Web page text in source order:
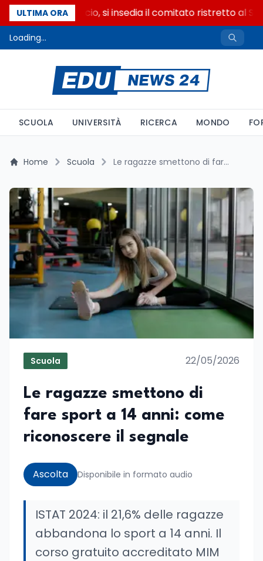
ULTIMA ORA
Riforma del calcio, si insedia il comitato ristretto al
Loading...
SCUOLA UNIVERSITÀ RICERCA MONDO
Home Scuola Le ragazze smettono di fare sport a 14 anni: come riconoscere il segnale
Scuola 22/05/2026
Le ragazze smettono di
fare sport a 14 anni: come
riconoscere il segnale
Ascolta Disponibile in formato audio
ISTAT 2024: il 21,6% delle ragazze
abbandona lo sport a 14 anni. Il
corso gratuito accreditato MIM